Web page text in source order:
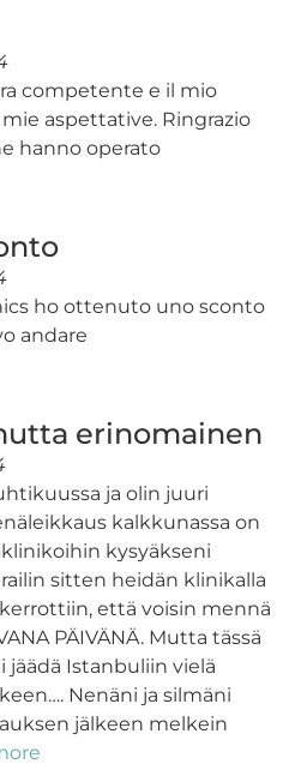
competente e il mio
aspettative. Ringrazio
hanno operato
ho ottenuto uno sconto
andare
erinomainen
ja olin juuri
kalkkunassa on
kysyäkseni
sitten heidän klinikalla
että voisin mennä
PÄIVÄNÄ. Mutta tässä
Istanbuliin vielä
Nenäni ja silmäni
jälkeen melkein